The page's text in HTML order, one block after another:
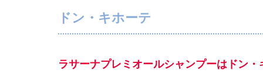
ドン・キホーテ
ラサーナプレミオールシャンプーはドン